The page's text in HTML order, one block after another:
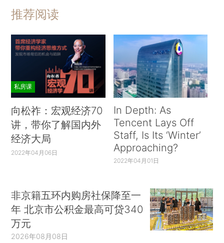
推荐阅读
私房课
向松祚：宏观经济70
讲，带你了解国内外
经济大局
2022年04月06日
In Depth: As
Tencent Lays Off
Staff, Is Its ‘Winter’
Approaching?
2022年04月01日
非京籍五环内购房社保降至一
年 北京市公积金最高可贷340
万元
2026年08月08日